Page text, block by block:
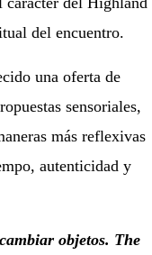
del encuentro.
una oferta de
sensoriales,
más reflexivas
autenticidad y
objetos. The